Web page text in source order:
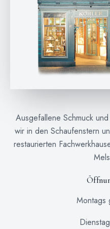
Ausgefallene Schmuck
wir in den Schaufenstern
restaurierten
Montags